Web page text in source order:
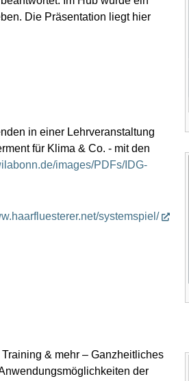
Die Präsentation liegt hier
in einer Lehrveranstaltung
für Klima & Co. - mit den
images/PDFs/IDG-
systemspiel/
& mehr – Ganzheitliches
der